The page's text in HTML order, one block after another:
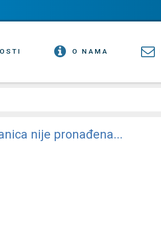
O NAMA
nije pronađena...